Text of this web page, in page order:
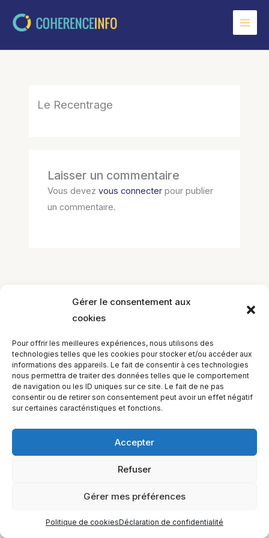
Gérer le consentement aux
cookies
Pour offrir les meilleures expériences, nous utilisons des
technologies telles que les cookies pour stocker et/ou accéder aux
informations des appareils. Le fait de consentir à ces technologies
nous permettra de traiter des données telles que le comportement
de navigation ou les ID uniques sur ce site. Le fait de ne pas
consentir ou de retirer son consentement peut avoir un effet négatif
sur certaines caractéristiques et fonctions.
Accepter
Refuser
Gérer mes préférences
Politique de cookiesDéclaration de confidentialité
Le Recentrage
Laisser un commentaire
Vous devezvous connecter pour publier
un commentaire.
H1Y 2J9 Canada